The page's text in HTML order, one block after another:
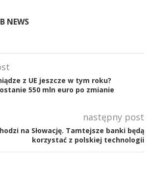
NEWS
z UE jeszcze w tym roku?
550 mln euro po zmianie
następny post
na Słowację. Tamtejsze banki będą
korzystać z polskiej technologii